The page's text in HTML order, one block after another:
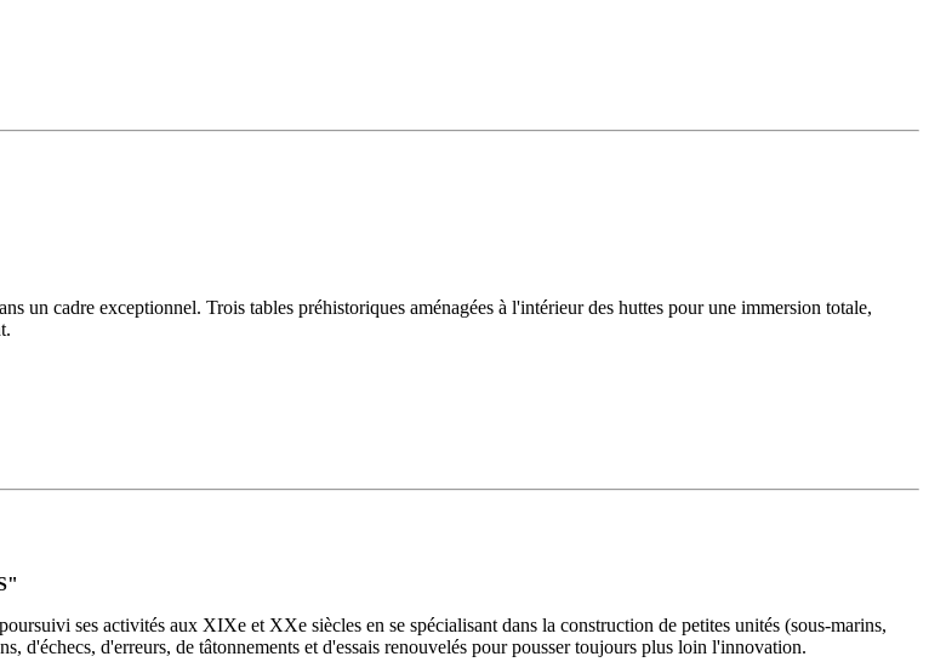
un cadre exceptionnel. Trois tables préhistoriques aménagées à l'intérieur des huttes pour une immersion totale,
ses activités aux XIXe et XXe siècles en se spécialisant dans la construction de petites unités (sous‑marins,
d'erreurs, de tâtonnements et d'essais renouvelés pour pousser toujours plus loin l'innovation.